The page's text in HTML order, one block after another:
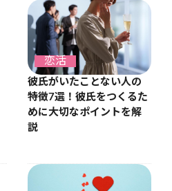
恋活
彼氏がいたことない人の
特徴7選！彼氏をつくるた
めに大切なポイントを解
説